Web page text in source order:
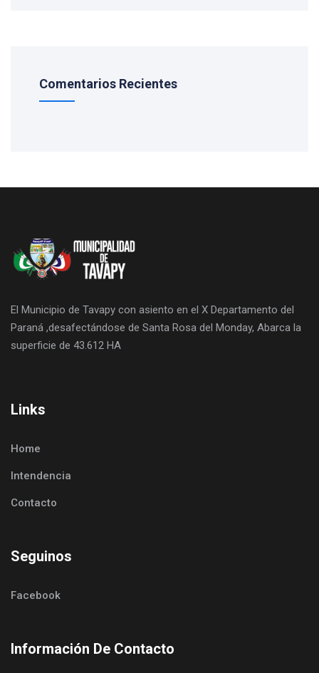
Comentarios Recientes
El Municipio de Tavapy con asiento en el X Departamento del
Paraná ,desafectándose de Santa Rosa del Monday, Abarca la
superficie de 43.612 HA
Links
Home
Intendencia
Contacto
Seguinos
Facebook
Información De Contacto